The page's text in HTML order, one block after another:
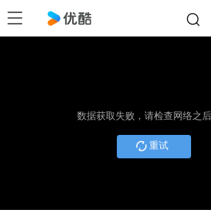
数据获取失败，请检查网络之
重试